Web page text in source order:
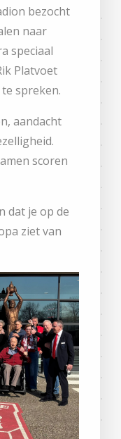
bezocht
naar
speciaal
Platvoet
spreken.
aandacht
scoren
dat je op de
ziet van